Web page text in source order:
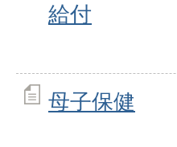
給付
母子保健